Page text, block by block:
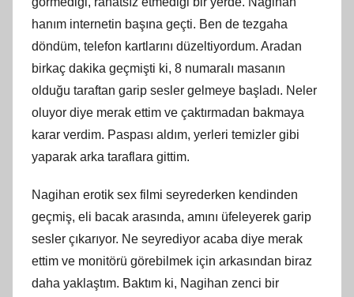
hanım internetin başına geçti. Ben de tezgaha
döndüm, telefon kartlarını düzeltiyordum. Aradan
birkaç dakika geçmişti ki, 8 numaralı masanın
olduğu taraftan garip sesler gelmeye başladı. Neler
oluyor diye merak ettim ve çaktırmadan bakmaya
karar verdim. Paspası aldım, yerleri temizler gibi
yaparak arka taraflara gittim.
Nagihan erotik sex filmi seyrederken kendinden
geçmiş, eli bacak arasında, amını üfeleyerek garip
sesler çıkarıyor. Ne seyrediyor acaba diye merak
ettim ve monitörü görebilmek için arkasından biraz
daha yaklaştım. Baktım ki, Nagihan zenci bir